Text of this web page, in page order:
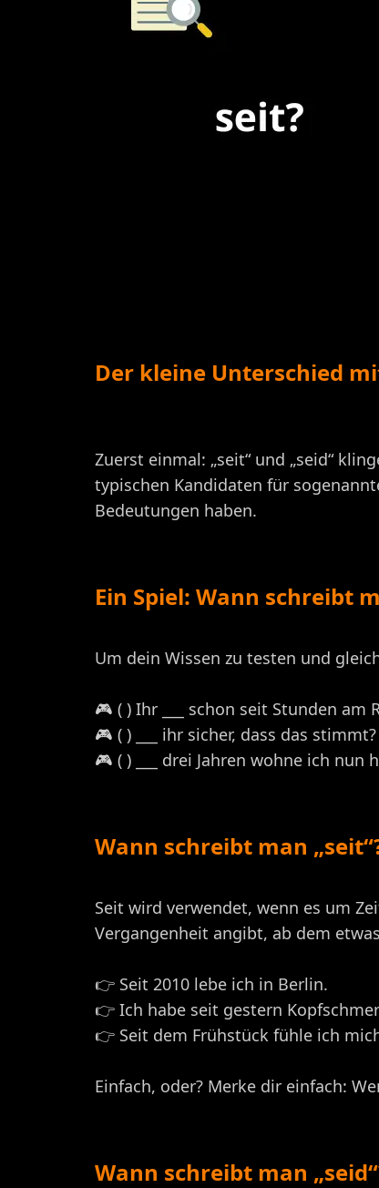
Der kleine Unterschied
Zuerst einmal: „seit“ und „seid“
typischen Kandidaten für
Bedeutungen haben.
Ein Spiel: Wann schreibt
Um dein Wissen zu testen und
🎮 ( ) Ihr ___ schon seit Stunden am
🎮 ( ) ___ ihr sicher, dass das stimmt?
🎮 ( ) ___ drei Jahren wohne ich nun
Wann schreibt man
Seit wird verwendet, wenn es um
Vergangenheit angibt, ab dem
👉 Seit 2010 lebe ich in Berlin.
👉 Ich habe seit gestern
👉 Seit dem Frühstück fühle ich
Einfach, oder? Merke dir einfach:
Wann schreibt man